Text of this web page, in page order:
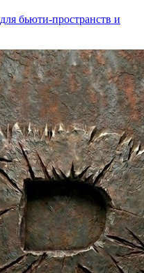
бьюти-пространств и